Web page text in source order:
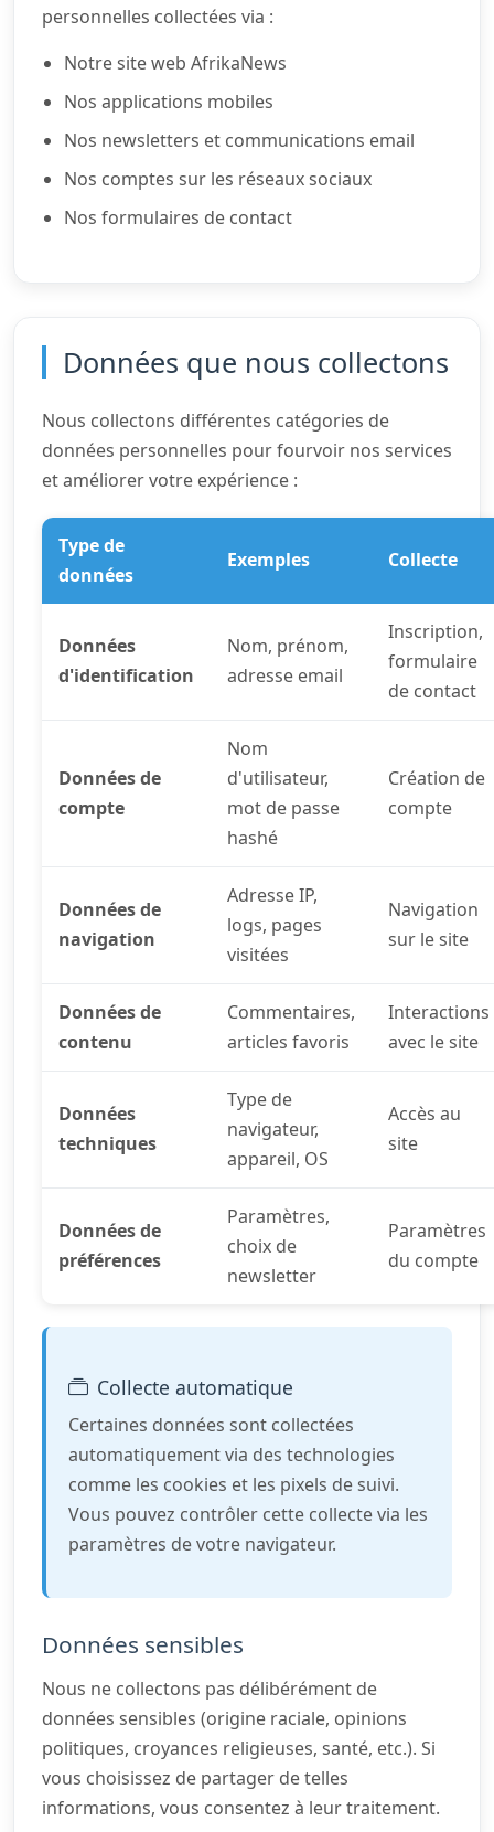
personnelles collectées via :
Notre site web AfrikaNews
Nos applications mobiles
Nos newsletters et communications email
Nos comptes sur les réseaux sociaux
Nos formulaires de contact
Données que nous collectons
Nous collectons différentes catégories de
données personnelles pour fourvoir nos services
et améliorer votre expérience :
Type de
données
Exemples Collecte
Données
d'identification
Nom, prénom,
adresse email
Inscription,
formulaire
de contact
Données de
compte
Nom
d'utilisateur,
mot de passe
hashé
Création de
compte
Données de
navigation
Adresse IP,
logs, pages
visitées
Navigation
sur le site
Données de
contenu
Commentaires,
articles favoris
Interactions
avec le site
Données
techniques
Type de
navigateur,
appareil, OS
Accès au
site
Données de
préférences
Paramètres,
choix de
newsletter
Paramètres
du compte
Collecte automatique
Certaines données sont collectées
automatiquement via des technologies
comme les cookies et les pixels de suivi.
Vous pouvez contrôler cette collecte via les
paramètres de votre navigateur.
Données sensibles
Nous ne collectons pas délibérément de
données sensibles (origine raciale, opinions
politiques, croyances religieuses, santé, etc.). Si
vous choisissez de partager de telles
informations, vous consentez à leur traitement.